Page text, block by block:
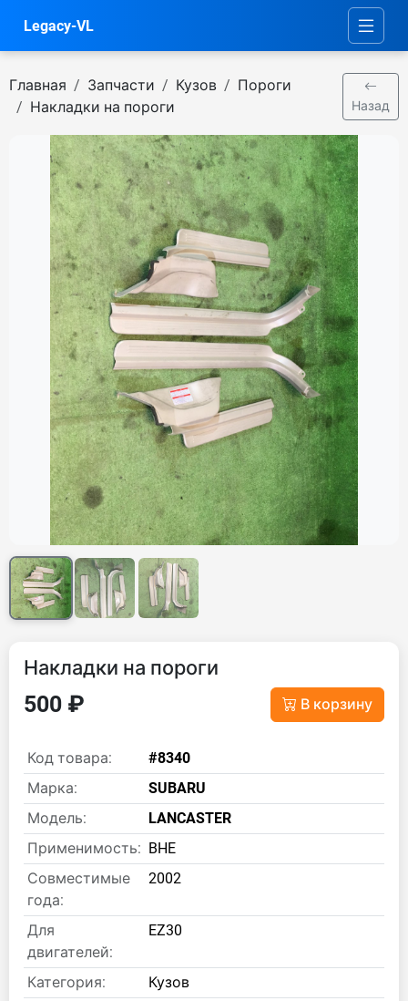
Legacy-VL
Главная Запчасти Кузов
Пороги
Накладки на пороги
Назад
Накладки на пороги
500 ₽ В корзину
Код товара:
#8340
Марка:
SUBARU
Модель:
LANCASTER
Применимость: BHE
Совместимые
года:
2002
Для
двигателей:
EZ30
Категория:
Кузов